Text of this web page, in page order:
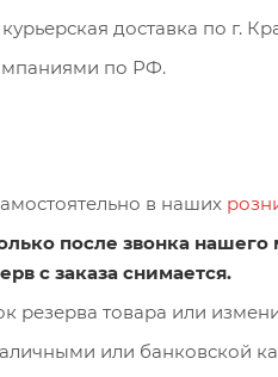
доставка по г.
по РФ.
в наших
после звонка
с заказа снимается.
резерва товара или
или банковской